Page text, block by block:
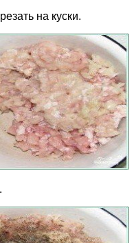
на куски.